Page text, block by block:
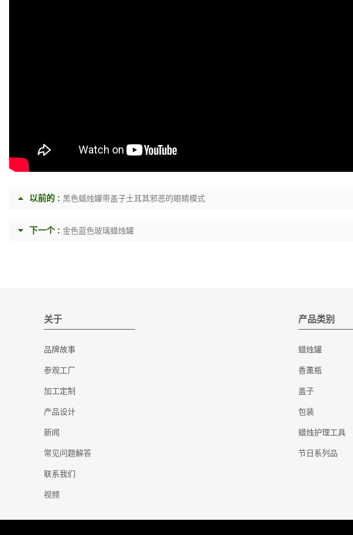
以前的 : 黑色蜡烛罐带盖子土耳其邪恶的眼睛模式
下一个 : 金色蓝色玻璃蜡烛罐
关于
品牌故事
参观工厂
加工定制
产品设计
新闻
常见问题解答
联系我们
视频
产品类别
蜡烛罐
香薰瓶
盖子
包装
蜡烛护理工具
节日系列品